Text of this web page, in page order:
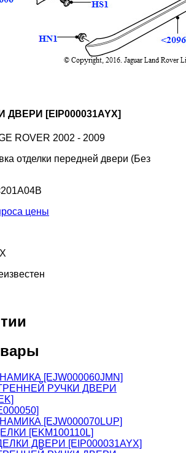
[EIP000031AYX]
ROVER 2002 - 2009
отделки передней двери (Без
цены
[EJW000060JMN]
РУЧКИ ДВЕРИ
[EJW000070LUP]
[EKM100110L]
ДВЕРИ [EIP000031AYX]